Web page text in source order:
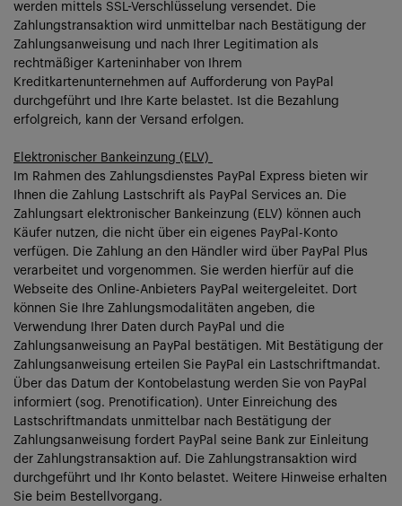
werden mittels SSL-Verschlüsselung versendet. Die
Zahlungstransaktion wird unmittelbar nach Bestätigung der
Zahlungsanweisung und nach Ihrer Legitimation als
rechtmäßiger Karteninhaber von Ihrem
Kreditkartenunternehmen auf Aufforderung von PayPal
durchgeführt und Ihre Karte belastet. Ist die Bezahlung
erfolgreich, kann der Versand erfolgen.
Elektronischer Bankeinzung (ELV)
Im Rahmen des Zahlungsdienstes PayPal Express bieten wir
Ihnen die Zahlung Lastschrift als PayPal Services an. Die
Zahlungsart elektronischer Bankeinzung (ELV) können auch
Käufer nutzen, die nicht über ein eigenes PayPal-Konto
verfügen. Die Zahlung an den Händler wird über PayPal Plus
verarbeitet und vorgenommen. Sie werden hierfür auf die
Webseite des Online-Anbieters PayPal weitergeleitet. Dort
können Sie Ihre Zahlungsmodalitäten angeben, die
Verwendung Ihrer Daten durch PayPal und die
Zahlungsanweisung an PayPal bestätigen. Mit Bestätigung der
Zahlungsanweisung erteilen Sie PayPal ein Lastschriftmandat.
Über das Datum der Kontobelastung werden Sie von PayPal
informiert (sog. Prenotification). Unter Einreichung des
Lastschriftmandats unmittelbar nach Bestätigung der
Zahlungsanweisung fordert PayPal seine Bank zur Einleitung
der Zahlungstransaktion auf. Die Zahlungstransaktion wird
durchgeführt und Ihr Konto belastet. Weitere Hinweise erhalten
Sie beim Bestellvorgang.